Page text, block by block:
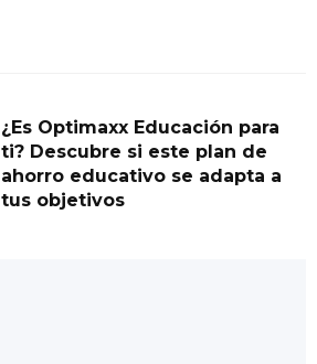
¿Es Optimaxx Educación para
ti? Descubre si este plan de
ahorro educativo se adapta a
tus objetivos